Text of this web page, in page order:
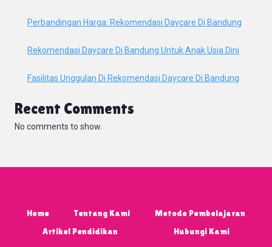
Perbandingan Harga: Rekomendasi Daycare Di Bandung
Rekomendasi Daycare Di Bandung Untuk Anak Usia Dini
Fasilitas Unggulan Di Rekomendasi Daycare Di Bandung
Recent Comments
No comments to show.
Home Tentang Kami
Metode Pembelajaran
Artikel Pendidikan
Hubungi Kami